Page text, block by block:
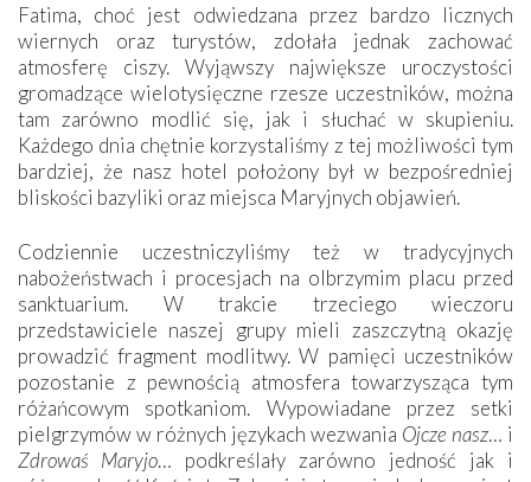
Fatima, choć jest odwiedzana przez bardzo licznych
wiernych oraz turystów, zdołała jednak zachować
atmosferę ciszy. Wyjąwszy największe uroczystości
gromadzące wielotysięczne rzesze uczestników, można
tam zarówno modlić się, jak i słuchać w skupieniu.
Każdego dnia chętnie korzystaliśmy z tej możliwości tym
bardziej, że nasz hotel położony był w bezpośredniej
bliskości bazyliki oraz miejsca Maryjnych objawień.
Codziennie uczestniczyliśmy też w tradycyjnych
nabożeństwach i procesjach na olbrzymim placu przed
sanktuarium. W trakcie trzeciego wieczoru
przedstawiciele naszej grupy mieli zaszczytną okazję
prowadzić fragment modlitwy. W pamięci uczestników
pozostanie z pewnością atmosfera towarzysząca tym
różańcowym spotkaniom. Wypowiadane przez setki
pielgrzymów w różnych językach wezwania Ojcze nasz… i
Zdrowaś Maryjo… podkreślały zarówno jedność jak i